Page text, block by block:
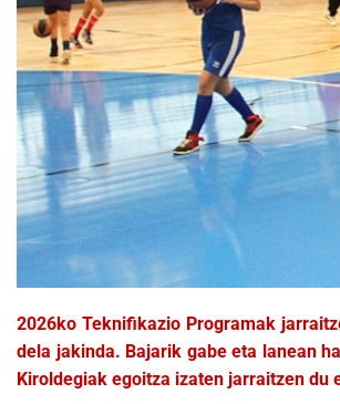
2026ko Teknifikazio Programak
dela jakinda. Bajarik gabe eta lanean
Kiroldegiak egoitza izaten jarraitzen